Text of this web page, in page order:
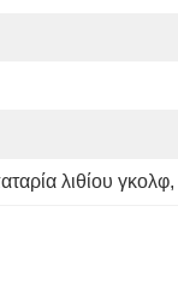
λιθίου γκολφ,